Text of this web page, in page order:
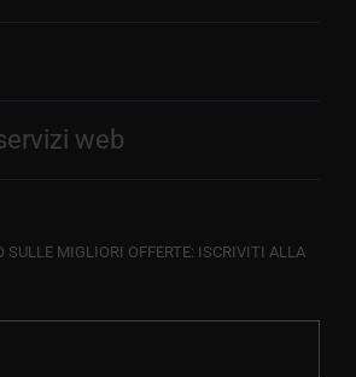
web
SULLE MIGLIORI OFFERTE: ISCRIVITI ALLA